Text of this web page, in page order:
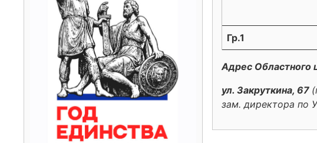
Гр.1
Адрес Областного
ул. Закруткина, 67
зам. директора по